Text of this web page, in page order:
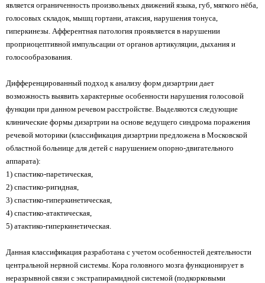
является ограниченность произвольных движений языка, губ, мягкого нёба,
голосовых складок, мышц гортани, атаксия, нарушения тонуса,
гиперкинезы. Афферентная патология проявляется в нарушении
проприоцептивной импульсации от органов артикуляции, дыхания и
голосообразования.
Дифференцированный подход к анализу форм дизартрии дает
возможность выявить характерные особенности нарушения голосовой
функции при данном речевом расстройстве. Выделяются следующие
клинические формы дизартрии на основе ведущего синдрома поражения
речевой моторики (классификация дизартрии предложена в Московской
областной больнице для детей с нарушением опорно-двигательного
аппарата):
1) спастико-паретическая,
2) спастико-ригидная,
3) спастико-гиперкинетическая,
4) спастико-атактическая,
5) атактико-гиперкинетическая.
Данная классификация разработана с учетом особенностей деятельности
центральной нервной системы. Кора головного мозга функционирует в
неразрывной связи с экстрапирамидной системой (подкорковыми